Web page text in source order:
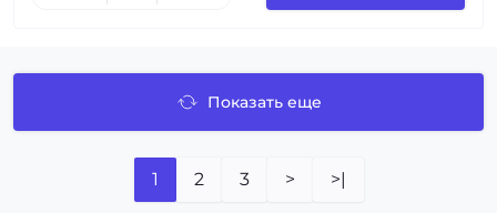
Показать еще
1 2 3 > >|